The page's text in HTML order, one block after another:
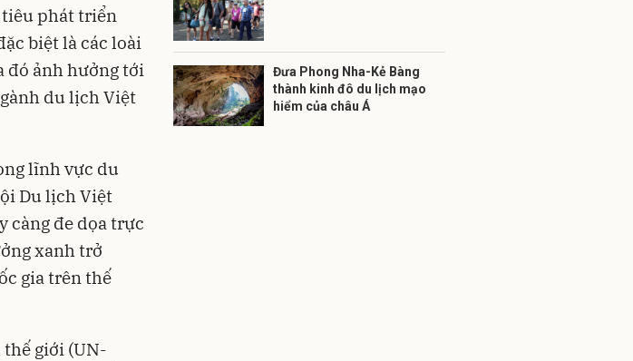
phát triển
biệt là các loài
đó ảnh hưởng tới
du lịch Việt
lĩnh vực du
Du lịch Việt
càng đe dọa trực
xanh trở
gia trên thế
giới (UN-
Đưa Phong Nha-Kẻ Bàng
thành kinh đô du lịch mạo
hiểm của châu Á